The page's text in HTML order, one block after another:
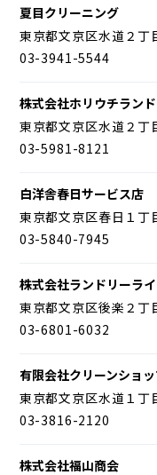
夏目クリーニング
東京都文京区水道２丁
03-3941-5544
株式会社ホリウチラン
東京都文京区水道２丁
03-5981-8121
白洋舎春日サービス店
東京都文京区春日１丁
03-5840-7945
株式会社ランドリーラ
東京都文京区後楽２丁
03-6801-6032
有限会社クリーンショ
東京都文京区水道１丁
03-3816-2120
株式会社福山商会